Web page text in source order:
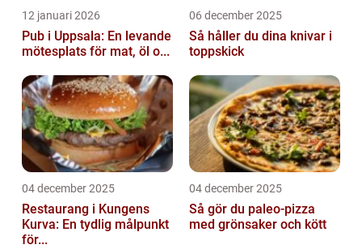
12 januari 2026
Pub i Uppsala: En levande
mötesplats för mat, öl o...
06 december 2025
Så håller du dina knivar i
toppskick
04 december 2025
Restaurang i Kungens
Kurva: En tydlig målpunkt
för...
04 december 2025
Så gör du paleo-pizza
med grönsaker och kött